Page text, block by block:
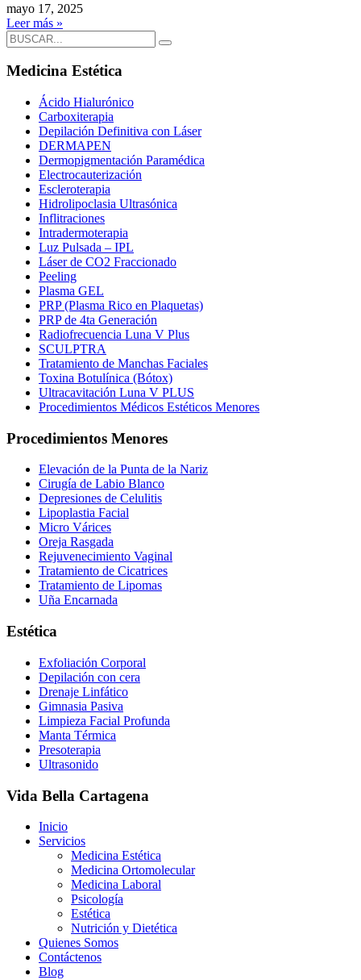
mayo 17, 2025
Leer más »
Medicina Estética
Ácido Hialurónico
Carboxiterapia
Depilación Definitiva con Láser
DERMAPEN
Dermopigmentación Paramédica
Electrocauterización
Escleroterapia
Hidrolipoclasia Ultrasónica
Inflitraciones
Intradermoterapia
Luz Pulsada – IPL
Láser de CO2 Fraccionado
Peeling
Plasma GEL
PRP (Plasma Rico en Plaquetas)
PRP de 4ta Generación
Radiofrecuencia Luna V Plus
SCULPTRA
Tratamiento de Manchas Faciales
Toxina Botulínica (Bótox)
Ultracavitación Luna V PLUS
Procedimientos Médicos Estéticos Menores
Procedimientos Menores
Elevación de la Punta de la Nariz
Cirugía de Labio Blanco
Depresiones de Celulitis
Lipoplastia Facial
Micro Várices
Oreja Rasgada
Rejuvenecimiento Vaginal
Tratamiento de Cicatrices
Tratamiento de Lipomas
Uña Encarnada
Estética
Exfoliación Corporal
Depilación con cera
Drenaje Linfático
Gimnasia Pasiva
Limpieza Facial Profunda
Manta Térmica
Presoterapia
Ultrasonido
Vida Bella Cartagena
Inicio
Servicios
Medicina Estética
Medicina Ortomolecular
Medicina Laboral
Psicología
Estética
Nutrición y Dietética
Quienes Somos
Contáctenos
Blog